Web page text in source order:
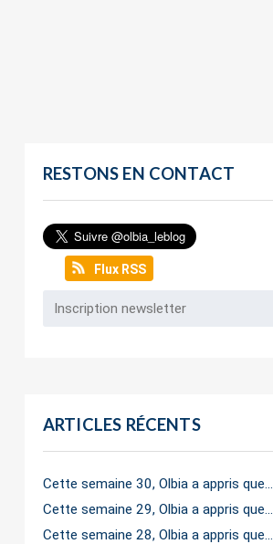
RESTONS EN CONTACT
Flux RSS
ARTICLES RÉCENTS
Cette semaine 30, Olbia a appris que…
Cette semaine 29, Olbia a appris que…
Cette semaine 28, Olbia a appris que…